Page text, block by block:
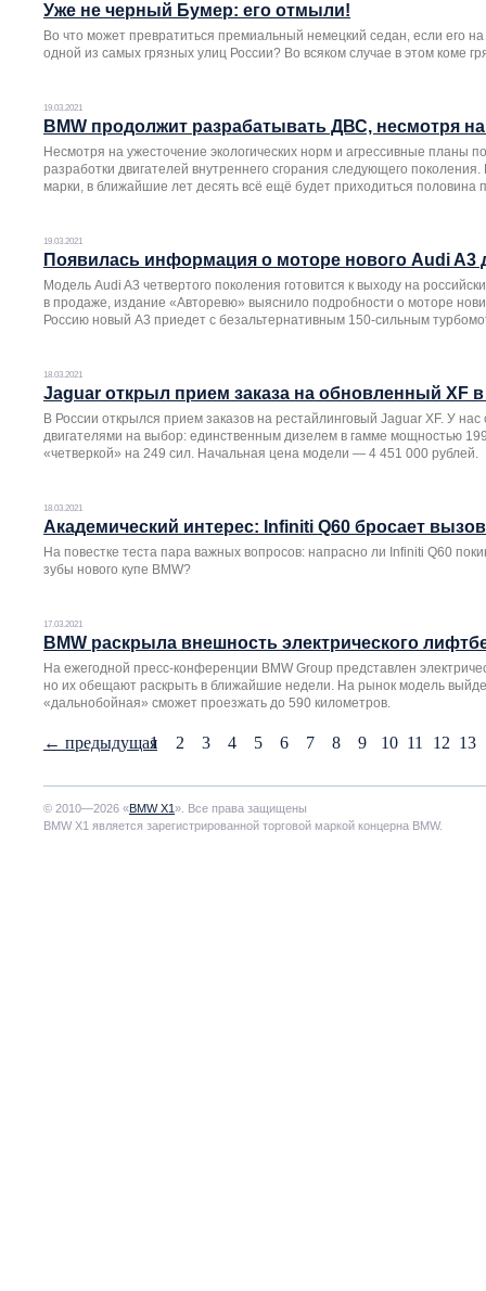
Уже не черный Бумер: его отмыли!
Во что может превратиться премиальный немецкий седан, если его
одной из самых грязных улиц России? Во всяком случае в этом коме
19.03.2021
BMW продолжит разрабатывать ДВС, несмотря
Несмотря на ужесточение экологических норм и агрессивные планы
разработки двигателей внутреннего сгорания следующего
марки, в ближайшие лет десять всё ещё будет приходиться половина
19.03.2021
Появилась информация о моторе нового Audi A3
Модель Audi A3 четвертого поколения готовится к выходу на
в продаже, издание «Авторевю» выяснило подробности о моторе
Россию новый A3 приедет с безальтернативным 150-сильным
18.03.2021
Jaguar открыл прием заказа на обновленный XF
В России открылся прием заказов на рестайлинговый Jaguar XF. У нас
двигателями на выбор: единственным дизелем в гамме мощностью
«четверкой» на 249 сил. Начальная цена модели — 4 451 000 рублей.
18.03.2021
Академический интерес: Infiniti Q60 бросает
На повестке теста пара важных вопросов: напрасно ли Infiniti Q60
зубы нового купе BMW?
17.03.2021
BMW раскрыла внешность электрического
На ежегодной пресс-конференции BMW Group представлен
но их обещают раскрыть в ближайшие недели. На рынок модель
«дальнобойная» сможет проезжать до 590 километров.
1 2 3 4 5 6 7 8 9 10 11 12 13
← предыдущая
© 2010—2026 «BMW X1». Все права защищены
BMW X1 является зарегистрированной торговой маркой концерна BMW.